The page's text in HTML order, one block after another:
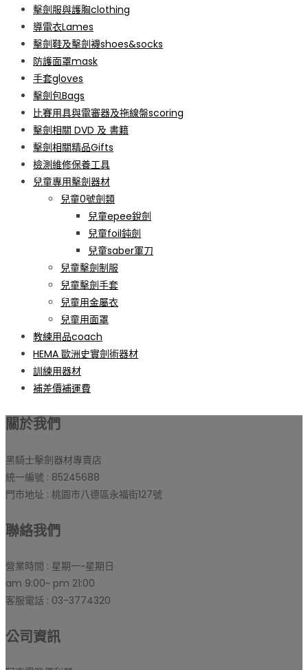
擊劍服與護胸clothing
導電衣Lames
擊劍鞋及擊劍襪shoes&socks
防護面罩mask
手套gloves
擊劍包Bags
比賽用具與電審器及拖線盤scoring
擊劍相關 DVD 及 書籍
擊劍相關精品Gifts
檢測維修保養工具
兒童專用擊劍器材
兒童0號劍類
兒童epee銳劍
兒童foil鈍劍
兒童saber軍刀
兒童擊劍制服
兒童擊劍手套
兒童用金屬衣
兒童用面罩
教練用品coach
HEMA 歐洲史實劍術器材
訓練用器材
補差價補運費
關於我們
黑騎士擊劍器材專賣店
統一編號 : 85245688
門市地址 : 桃園市八德區永福街127號
聯絡我們
營業時間 : 星期一~星期日
am 9:00~ pm 21:00
客服電話 : 03-3774320
公司資訊